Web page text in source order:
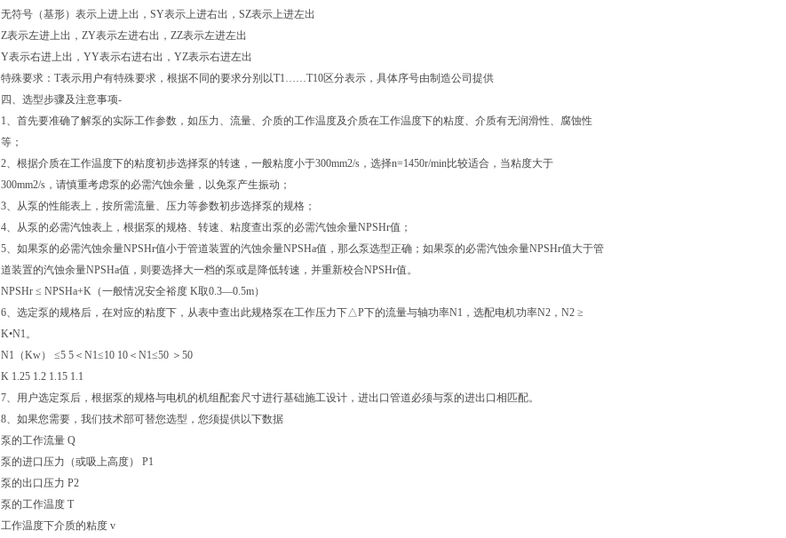
无符号（基形）表示上进上出，SY表示上进右出，SZ表示上进左出
Z表示左进上出，ZY表示左进右出，ZZ表示左进左出
Y表示右进上出，YY表示右进右出，YZ表示右进左出
特殊要求：T表示用户有特殊要求，根据不同的要求分别以T1……T10区分表示，具体序号由制造公司提供
四、选型步骤及注意事项-
1、首先要准确了解泵的实际工作参数，如压力、流量、介质的工作温度及介质在工作温度下的粘度、介质有无润滑性、腐蚀性
等；
2、根据介质在工作温度下的粘度初步选择泵的转速，一般粘度小于300mm2/s，选择n=1450r/min比较适合，当粘度大于
300mm2/s，请慎重考虑泵的必需汽蚀余量，以免泵产生振动；
3、从泵的性能表上，按所需流量、压力等参数初步选择泵的规格；
4、从泵的必需汽蚀表上，根据泵的规格、转速、粘度查出泵的必需汽蚀余量NPSHr值；
5、如果泵的必需汽蚀余量NPSHr值小于管道装置的汽蚀余量NPSHa值，那么泵选型正确；如果泵的必需汽蚀余量NPSHr值大于管
道装置的汽蚀余量NPSHa值，则要选择大一档的泵或是降低转速，并重新校合NPSHr值。
NPSHr ≤ NPSHa+K（一般情况安全裕度 K取0.3—0.5m）
6、选定泵的规格后，在对应的粘度下，从表中查出此规格泵在工作压力下△P下的流量与轴功率N1，选配电机功率N2，N2 ≥
K•N1。
N1（Kw） ≤5 5＜N1≤10 10＜N1≤50 ＞50
K 1.25 1.2 1.15 1.1
7、用户选定泵后，根据泵的规格与电机的机组配套尺寸进行基础施工设计，进出口管道必须与泵的进出口相匹配。
8、如果您需要，我们技术部可替您选型，您须提供以下数据
泵的工作流量 Q
泵的进口压力（或吸上高度） P1
泵的出口压力 P2
泵的工作温度 T
工作温度下介质的粘度 v